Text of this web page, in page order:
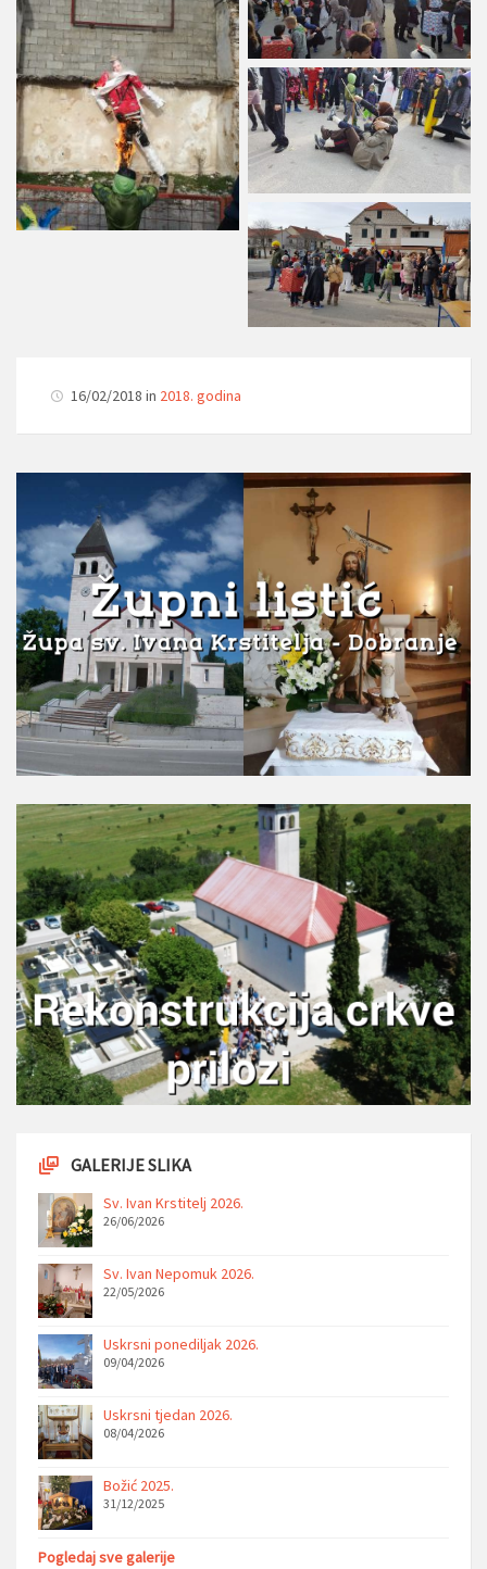
16/02/2018 in 2018. godina
GALERIJE SLIKA
Sv. Ivan Krstitelj 2026.
26/06/2026
Sv. Ivan Nepomuk 2026.
22/05/2026
Uskrsni ponediljak 2026.
09/04/2026
Uskrsni tjedan 2026.
08/04/2026
Božić 2025.
31/12/2025
Pogledaj sve galerije